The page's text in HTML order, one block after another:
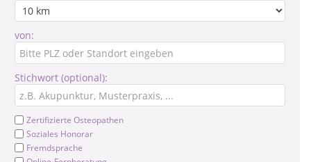
von:
Stichwort (optional):
Zertifizierte Osteopathen
Soziales Honorar
Fremdsprache